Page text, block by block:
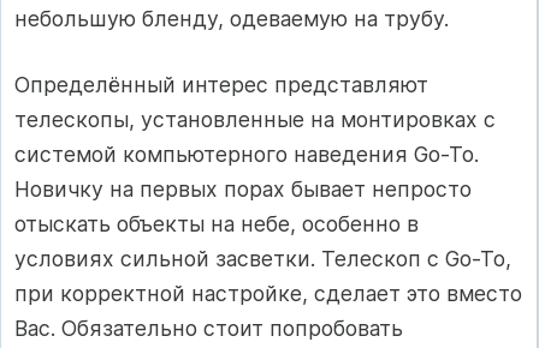
небольшую бленду, одеваемую на трубу.
Определённый интерес представляют
телескопы, установленные на монтировках с
системой компьютерного наведения Go-To.
Новичку на первых порах бывает непросто
отыскать объекты на небе, особенно в
условиях сильной засветки. Телескоп с Go-To,
при корректной настройке, сделает это вместо
Вас. Обязательно стоит попробовать